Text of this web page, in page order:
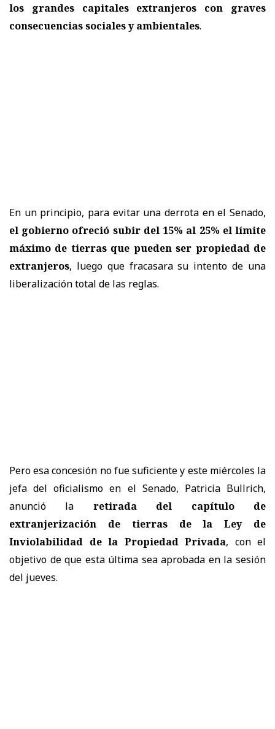
los grandes capitales extranjeros con graves
consecuencias sociales y ambientales.
En un principio, para evitar una derrota en el Senado,
el gobierno ofreció subir del 15% al 25% el límite
máximo de tierras que pueden ser propiedad de
extranjeros, luego que fracasara su intento de una
liberalización total de las reglas.
Pero esa concesión no fue suficiente y este miércoles la
jefa del oficialismo en el Senado, Patricia Bullrich,
anunció la retirada del capítulo de
extranjerización de tierras de la Ley de
Inviolabilidad de la Propiedad Privada, con el
objetivo de que esta última sea aprobada en la sesión
del jueves.